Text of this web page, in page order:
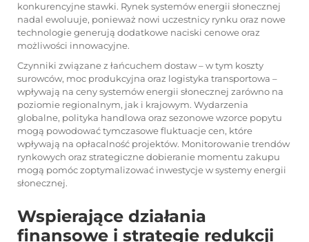
konkurencyjne stawki. Rynek systemów energii słonecznej
nadal ewoluuje, ponieważ nowi uczestnicy rynku oraz nowe
technologie generują dodatkowe naciski cenowe oraz
możliwości innowacyjne.
Czynniki związane z łańcuchem dostaw – w tym koszty
surowców, moc produkcyjna oraz logistyka transportowa –
wpływają na ceny systemów energii słonecznej zarówno na
poziomie regionalnym, jak i krajowym. Wydarzenia
globalne, polityka handlowa oraz sezonowe wzorce popytu
mogą powodować tymczasowe fluktuacje cen, które
wpływają na opłacalność projektów. Monitorowanie trendów
rynkowych oraz strategiczne dobieranie momentu zakupu
mogą pomóc zoptymalizować inwestycje w systemy energii
słonecznej.
Wspierające działania
finansowe i strategie redukcji